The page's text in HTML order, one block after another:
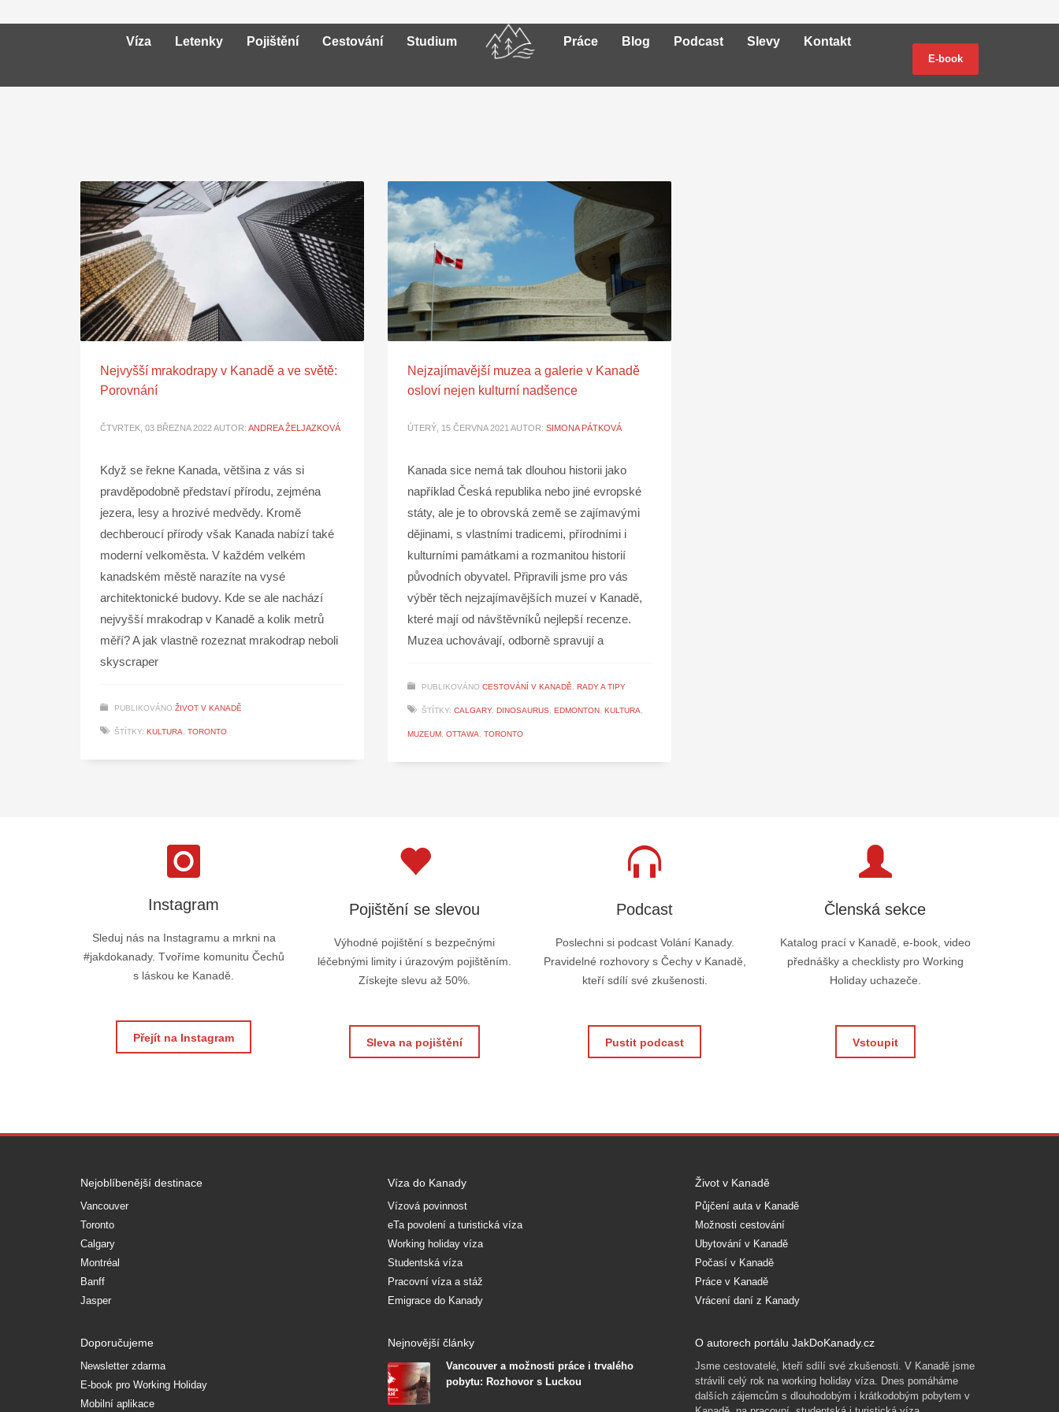
Víza Letenky Pojištění Cestování Studium Práce Blog Podcast Slevy Kontakt
E-book
Nejvyšší mrakodrapy v Kanadě a ve světě:
Porovnání
ČTVRTEK, 03 BŘEZNA 2022AUTOR: ANDREA ŽELJAZKOVÁ
Když se řekne Kanada, většina z vás si
pravděpodobně představí přírodu, zejména
jezera, lesy a hrozivé medvědy. Kromě
dechberoucí přírody však Kanada nabízí také
moderní velkoměsta. V každém velkém
kanadském městě narazíte na vysé
architektonické budovy. Kde se ale nachází
nejvyšší mrakodrap v Kanadě a kolik metrů
měří? A jak vlastně rozeznat mrakodrap neboli
skyscraper
PUBLIKOVÁNO ŽIVOT V KANADĚ
ŠTÍTKY: KULTURA, TORONTO
Nejzajímavější muzea a galerie v Kanadě
osloví nejen kulturní nadšence
ÚTERÝ, 15 ČERVNA 2021AUTOR: SIMONA PÁTKOVÁ
Kanada sice nemá tak dlouhou historii jako
například Česká republika nebo jiné evropské
státy, ale je to obrovská země se zajímavými
dějinami, s vlastními tradicemi, přírodními i
kulturními památkami a rozmanitou historií
původních obyvatel. Připravili jsme pro vás
výběr těch nejzajímavějších muzeí v Kanadě,
které mají od návštěvníků nejlepší recenze.
Muzea uchovávají, odborně spravují a
PUBLIKOVÁNO CESTOVÁNÍ V KANADĚ, RADY A TIPY
ŠTÍTKY: CALGARY, DINOSAURUS, EDMONTON, KULTURA,
MUZEUM, OTTAWA, TORONTO
Instagram
Sleduj nás na Instagramu a mrkni na
#jakdokanady. Tvoříme komunitu Čechů
s láskou ke Kanadě.
Přejít na Instagram
Pojištění se slevou
Výhodné pojištění s bezpečnými
léčebnými limity i úrazovým pojištěním.
Získejte slevu až 50%.
Sleva na pojištění
Podcast
Poslechni si podcast Volání Kanady.
Pravidelné rozhovory s Čechy v Kanadě,
kteří sdílí své zkušenosti.
Pustit podcast
Členská sekce
Katalog prací v Kanadě, e-book, video
přednášky a checklisty pro Working
Holiday uchazeče.
Vstoupit
Nejoblíbenější destinace
Vancouver
Toronto
Calgary
Montréal
Banff
Jasper
Víza do Kanady
Vízová povinnost
eTa povolení a turistická víza
Working holiday víza
Studentská víza
Pracovní víza a stáž
Emigrace do Kanady
Život v Kanadě
Půjčení auta v Kanadě
Možnosti cestování
Ubytování v Kanadě
Počasí v Kanadě
Práce v Kanadě
Vrácení daní z Kanady
Doporučujeme
Newsletter zdarma
E-book pro Working Holiday
Mobilní aplikace
Nejnovější články
Vancouver a možnosti práce i trvalého
pobytu: Rozhovor s Luckou
O autorech portálu JakDoKanady.cz
Jsme cestovatelé, kteří sdílí své zkušenosti. V Kanadě jsme
strávili celý rok na working holiday víza. Dnes pomáháme
dalších zájemcům s dlouhodobým i krátkodobým pobytem v